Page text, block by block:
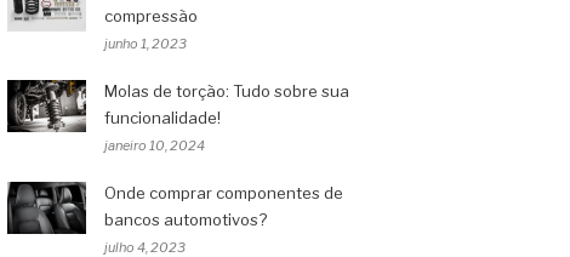
compressão
junho 1, 2023
Molas de torção: Tudo sobre sua
funcionalidade!
janeiro 10, 2024
Onde comprar componentes de
bancos automotivos?
julho 4, 2023